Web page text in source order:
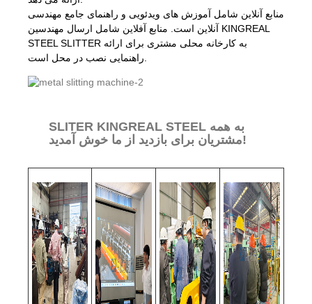
منابع آنلاین شامل آموزش های ویدئویی و راهنمای جامع مهندسی
آنلاین است. منابع آفلاین شامل ارسال مهندسین KINGREAL
STEEL SLITTER به کارخانه محلی مشتری برای ارائه
SLITER KINGREAL STEEL به همه
مشتریان برای بازدید از ما خوش آمدید!